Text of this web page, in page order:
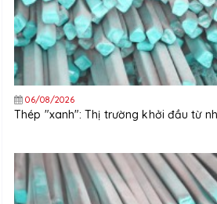
06/08/2026
Thép "xanh": Thị trường khởi đầu từ